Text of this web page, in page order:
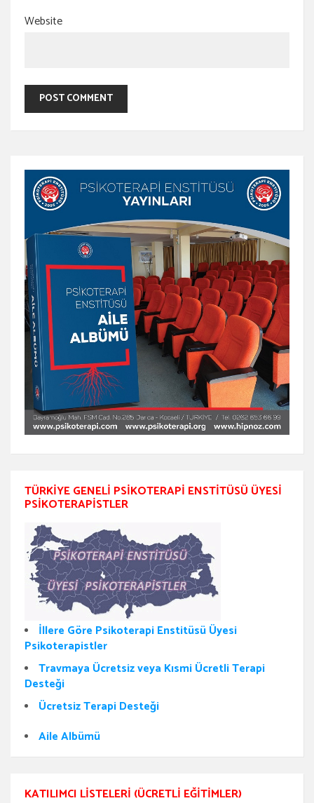
Website
TÜRKIYE GENELI PSIKOTERAPI ENSTITÜSÜ ÜYESI
PSIKOTERAPISTLER
İllere Göre Psikoterapi Enstitüsü Üyesi
Psikoterapistler
Travmaya Ücretsiz veya Kısmi Ücretli Terapi
Desteği
Ücretsiz Terapi Desteği
Aile Albümü
KATILIMCI LISTELERI (ÜCRETLI EĞITIMLER)